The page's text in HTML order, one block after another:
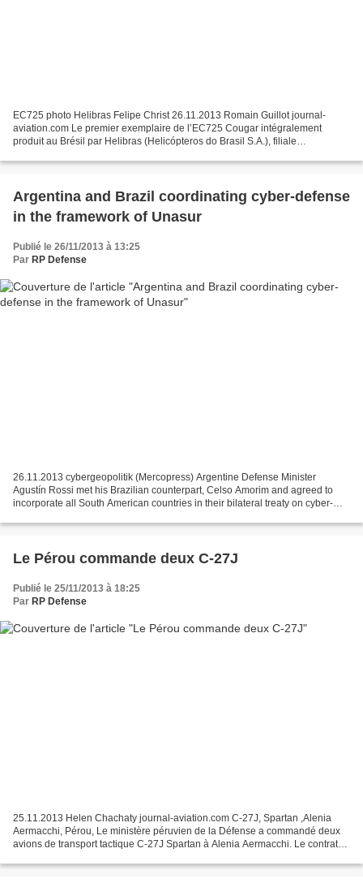
EC725 photo Helibras Felipe Christ 26.11.2013 Romain Guillot journal-
aviation.com Le premier exemplaire de l’EC725 Cougar intégralement
produit au Brésil par Helibras (Helicópteros do Brasil S.A.), filiale
Argentina and Brazil coordinating cyber-defense
in the framework of Unasur
Publié le 26/11/2013 à 13:25
Par RP Defense
26.11.2013 cybergeopolitik (Mercopress) Argentine Defense Minister
Agustín Rossi met his Brazilian counterpart, Celso Amorim and agreed to
incorporate all South American countries in their bilateral treaty on cyber-
Le Pérou commande deux C-27J
Publié le 25/11/2013 à 18:25
Par RP Defense
25.11.2013 Helen Chachaty journal-aviation.com C-27J, Spartan ,Alenia
Aermacchi, Pérou, Le ministère péruvien de la Défense a commandé deux
avions de transport tactique C-27J Spartan à Alenia Aermacchi. Le contrat